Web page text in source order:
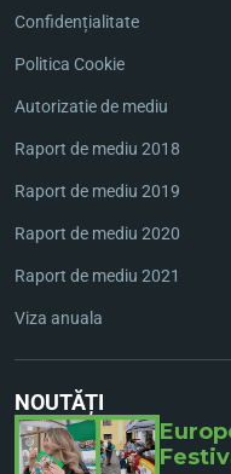
Confidențialitate
Politica Cookie
Autorizatie de mediu
Raport de mediu 2018
Raport de mediu 2019
Raport de mediu 2020
Raport de mediu 2021
Viza anuala
NOUTĂȚI